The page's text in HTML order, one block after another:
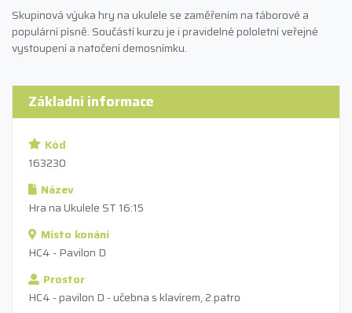
Skupinová výuka hry na ukulele se zaměřením na táborové a
populární písně. Součástí kurzu je i pravidelné pololetní veřejné
vystoupení a natočení demosnímku.
Základní informace
Kód
163230
Název
Hra na Ukulele ST 16:15
Místo konání
HC4 - Pavilon D
Prostor
HC4 - pavilon D - učebna s klavírem, 2.patro